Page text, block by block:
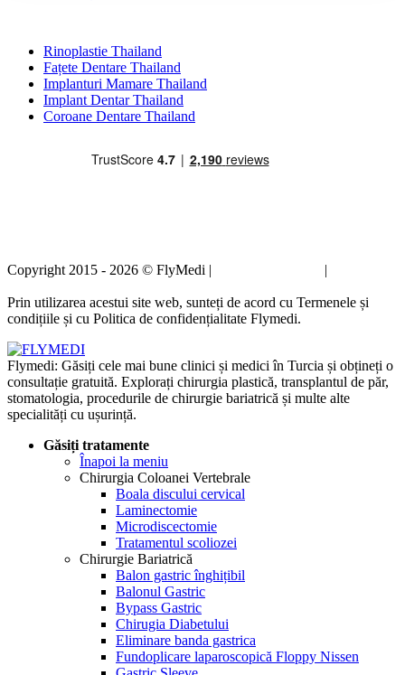
Rinoplastie Thailand
Fațete Dentare Thailand
Implanturi Mamare Thailand
Implant Dentar Thailand
Coroane Dentare Thailand
Copyright 2015 - 2026 © FlyMedi | |
Prin utilizarea acestui site web, sunteți de acord cu Termenele și
condițiile și cu Politica de confidențialitate Flymedi.
Flymedi: Găsiți cele mai bune clinici și medici în Turcia și obțineți o
consultație gratuită. Explorați chirurgia plastică, transplantul de păr,
stomatologia, procedurile de chirurgie bariatrică și multe alte
specialități cu ușurință.
Găsiți tratamente
Înapoi la meniu
Chirurgia Coloanei Vertebrale
Boala discului cervical
Laminectomie
Microdiscectomie
Tratamentul scoliozei
Chirurgie Bariatrică
Balon gastric înghițibil
Balonul Gastric
Bypass Gastric
Chirugia Diabetului
Eliminare banda gastrica
Fundoplicare laparoscopică Floppy Nissen